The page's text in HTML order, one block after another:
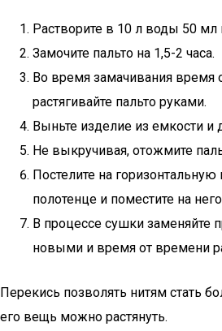
Растворите в 10 л воды 50 мл
Замочите пальто на 1,5-2 часа.
Во время замачивания время
растягивайте пальто руками.
Выньте изделие из емкости и
Не выкручивая, отожмите
Постелите на горизонтальную
полотенце и поместите на
В процессе сушки заменяйте
новыми и время от времени
Перекись позволять нитям стать
его вещь можно растянуть.